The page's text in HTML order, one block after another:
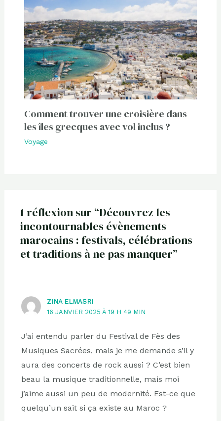
Comment trouver une croisière dans
les îles grecques avec vol inclus ?
Voyage
1 réflexion sur “Découvrez les
incontournables évènements
marocains : festivals, célébrations
et traditions à ne pas manquer”
ZINA ELMASRI
16 JANVIER 2025 À 19 H 49 MIN
J’ai entendu parler du Festival de Fès des
Musiques Sacrées, mais je me demande s’il y
aura des concerts de rock aussi ? C’est bien
beau la musique traditionnelle, mais moi
j’aime aussi un peu de modernité. Est-ce que
quelqu’un sait si ça existe au Maroc ?